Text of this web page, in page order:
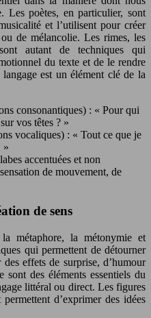
Les poètes, en particulier, sont
et l’utilisent pour créer
de mélancolie. Les rimes, les
autant de techniques qui
du texte et de le rendre
est un élément clé de la
consonantiques) : « Pour qui
vos têtes ? »
vocaliques) : « Tout ce que je
»
accentuées et non
de mouvement, de
de sens
métaphore, la métonymie et
qui permettent de détourner
effets de surprise, d’humour
des éléments essentiels du
littéral ou direct. Les figures
d’exprimer des idées